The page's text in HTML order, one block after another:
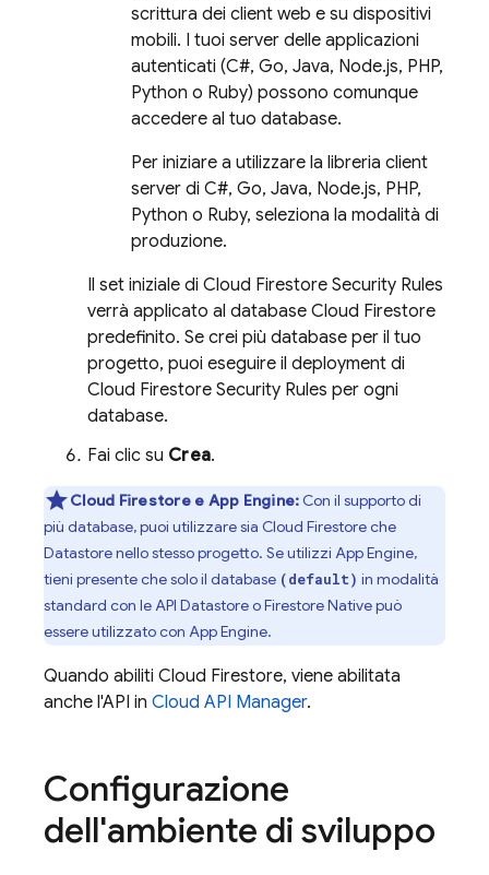
scrittura dei client web e su dispositivi
mobili. I tuoi server delle applicazioni
autenticati (C#, Go, Java, Node.js, PHP,
Python o Ruby) possono comunque
accedere al tuo database.
Per iniziare a utilizzare la libreria client
server di C#, Go, Java, Node.js, PHP,
Python o Ruby, seleziona la modalità di
produzione.
Il set iniziale di Cloud Firestore Security Rules
verrà applicato al database Cloud Firestore
predefinito. Se crei più database per il tuo
progetto, puoi eseguire il deployment di
Cloud Firestore Security Rules per ogni
database.
Fai clic su Crea.
Cloud Firestoree App Engine: Con il supporto di
più database, puoi utilizzare sia Cloud Firestoreche
Datastorenello stesso progetto. Se utilizzi App Engine,
tieni presente che solo il database (default) in modalità
standard con le API Datastore o Firestore Native può
essere utilizzato con App Engine.
Quando abiliti Cloud Firestore, viene abilitata
anche l'API in Cloud API Manager.
Configurazione
dell'ambiente di sviluppo